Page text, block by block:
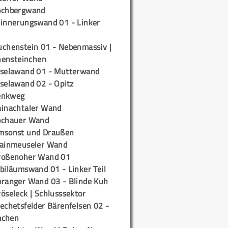
01 - Linker
01 - Nebenmassiv |
01 - Mutterwand
02 - Opitz
Wand
Wand
und Draußen
Wand
Wand 01
01 - Linker Teil
Wand 03 - Blinde Kuh
| Schlusssektor
Bärenfelsen 02 -